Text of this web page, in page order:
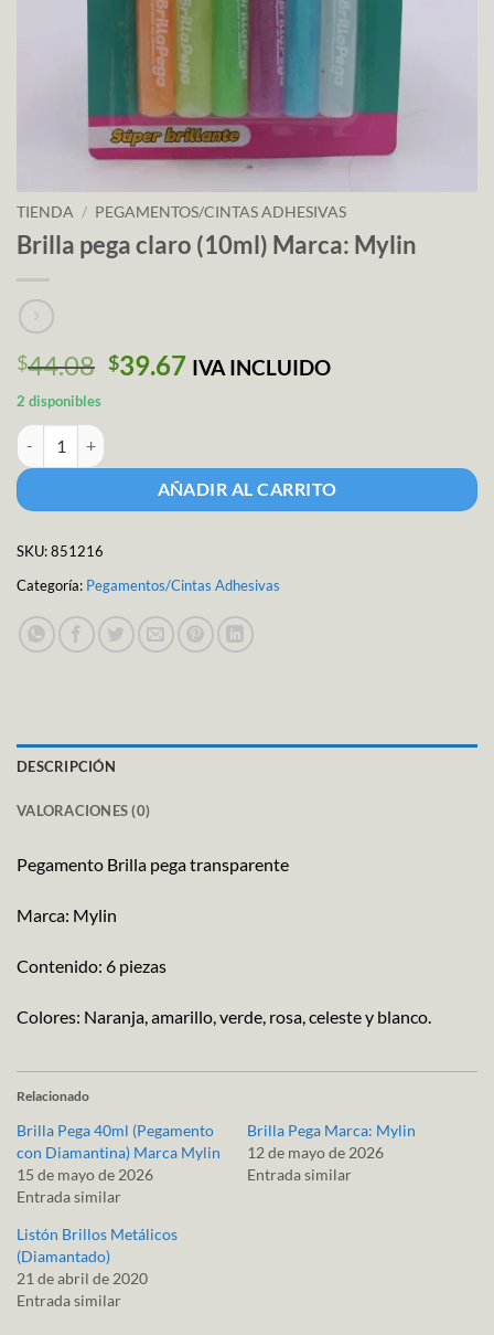
TIENDA / PEGAMENTOS/CINTAS ADHESIVAS
Brilla pega claro (10ml) Marca: Mylin
$44.08 El
$44.08.
$39.67El
$39.67.
IVA INCLUIDO
2 disponibles
Brilla pega claro (10ml) Marca: Mylin cantidad
AÑADIR AL CARRITO
SKU:851216
Categoría: Pegamentos/Cintas Adhesivas
DESCRIPCIÓN
VALORACIONES (0)
Pegamento Brilla pega transparente
Marca: Mylin
Contenido: 6 piezas
Colores: Naranja, amarillo, verde, rosa, celeste y blanco.
Relacionado
Brilla Pega 40ml (Pegamento
con Diamantina) Marca Mylin
15 de mayo de 2026
Entrada similar
Brilla Pega Marca: Mylin
12 de mayo de 2026
Entrada similar
Listón Brillos Metálicos
(Diamantado)
21 de abril de 2020
Entrada similar